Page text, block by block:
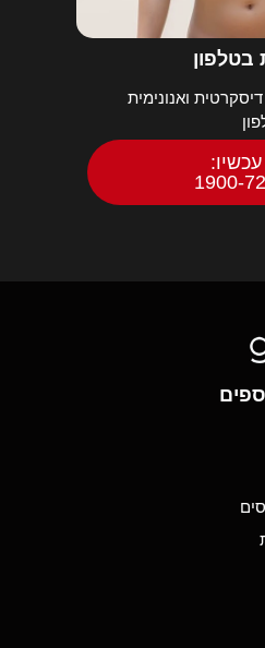
בטלפון
ואנונימית
עכשיו:
1900-